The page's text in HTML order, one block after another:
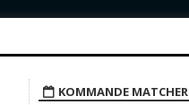
KOMMANDE MATCHER